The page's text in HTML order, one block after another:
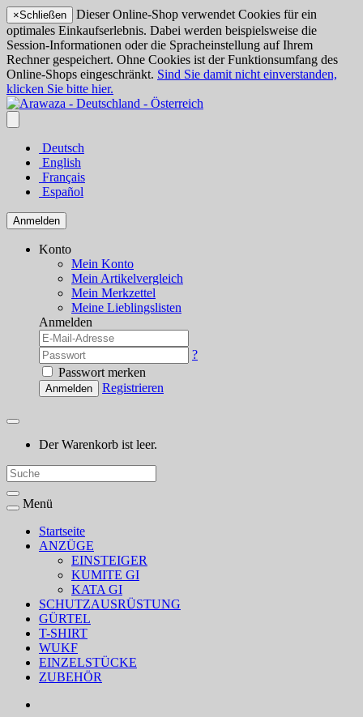
×Schließen
Dieser Online-Shop verwendet Cookies für ein
optimales Einkaufserlebnis. Dabei werden beispielsweise die
Session-Informationen oder die Spracheinstellung auf Ihrem
Rechner gespeichert. Ohne Cookies ist der Funktionsumfang des
Online-Shops eingeschränkt. Sind Sie damit nicht einverstanden,
klicken Sie bitte hier.
Deutsch
English
Français
Español
Anmelden
Konto
Mein Konto
Mein Artikelvergleich
Mein Merkzettel
Meine Lieblingslisten
Anmelden
?
Passwort merken
Anmelden Registrieren
Der Warenkorb ist leer.
Menü
Startseite
ANZÜGE
EINSTEIGER
KUMITE GI
KATA GI
SCHUTZAUSRÜSTUNG
GÜRTEL
T-SHIRT
WUKF
EINZELSTÜCKE
ZUBEHÖR